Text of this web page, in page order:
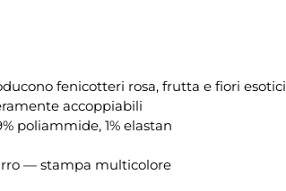
fenicotteri rosa, frutta e fiori esotici
accoppiabili
poliammide, 1% elastan
— stampa multicolore